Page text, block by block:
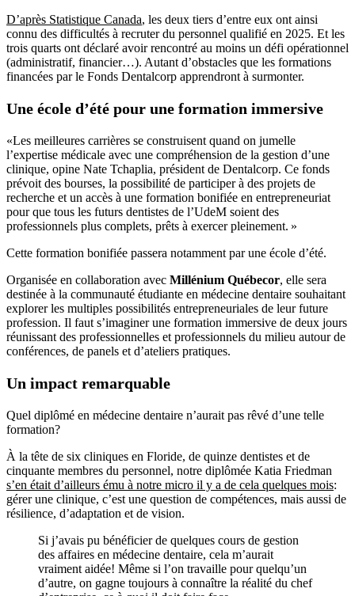
D’après Statistique Canada, les deux tiers d’entre eux ont ainsi
connu des difficultés à recruter du personnel qualifié en 2025. Et les
trois quarts ont déclaré avoir rencontré au moins un défi opérationnel
(administratif, financier…). Autant d’obstacles que les formations
financées par le Fonds Dentalcorp apprendront à surmonter.
Une école d’été pour une formation immersive
«Les meilleures carrières se construisent quand on jumelle
l’expertise médicale avec une compréhension de la gestion d’une
clinique, opine Nate Tchaplia, président de Dentalcorp. Ce fonds
prévoit des bourses, la possibilité de participer à des projets de
recherche et un accès à une formation bonifiée en entrepreneuriat
pour que tous les futurs dentistes de l’UdeM soient des
professionnels plus complets, prêts à exercer pleinement. »
Cette formation bonifiée passera notamment par une école d’été.
Organisée en collaboration avec Millénium Québecor, elle sera
destinée à la communauté étudiante en médecine dentaire souhaitant
explorer les multiples possibilités entrepreneuriales de leur future
profession. Il faut s’imaginer une formation immersive de deux jours
réunissant des professionnelles et professionnels du milieu autour de
conférences, de panels et d’ateliers pratiques.
Un impact remarquable
Quel diplômé en médecine dentaire n’aurait pas rêvé d’une telle
formation?
À la tête de six cliniques en Floride, de quinze dentistes et de
cinquante membres du personnel, notre diplômée Katia Friedman
s’en était d’ailleurs ému à notre micro il y a de cela quelques mois:
gérer une clinique, c’est une question de compétences, mais aussi de
résilience, d’adaptation et de vision.
Si j’avais pu bénéficier de quelques cours de gestion
des affaires en médecine dentaire, cela m’aurait
vraiment aidée! Même si l’on travaille pour quelqu’un
d’autre, on gagne toujours à connaître la réalité du chef